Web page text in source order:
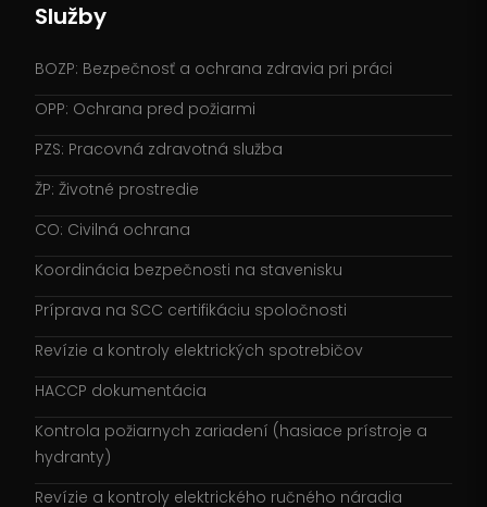
Služby
BOZP: Bezpečnosť a ochrana zdravia pri práci
OPP: Ochrana pred požiarmi
PZS: Pracovná zdravotná služba
ŽP: Životné prostredie
CO: Civilná ochrana
Koordinácia bezpečnosti na stavenisku
Príprava na SCC certifikáciu spoločnosti
Revízie a kontroly elektrických spotrebičov
HACCP dokumentácia
Kontrola požiarnych zariadení (hasiace prístroje a
hydranty)
Revízie a kontroly elektrického ručného náradia